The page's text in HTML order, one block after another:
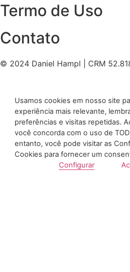
Termo de Uso
Contato
© 2024 Daniel Hampl | CRM
Usamos cookies em nosso site
experiência mais relevante,
preferências e visitas repetidas.
você concorda com o uso de
entanto, você pode visitar as
Cookies para fornecer um
Configurar